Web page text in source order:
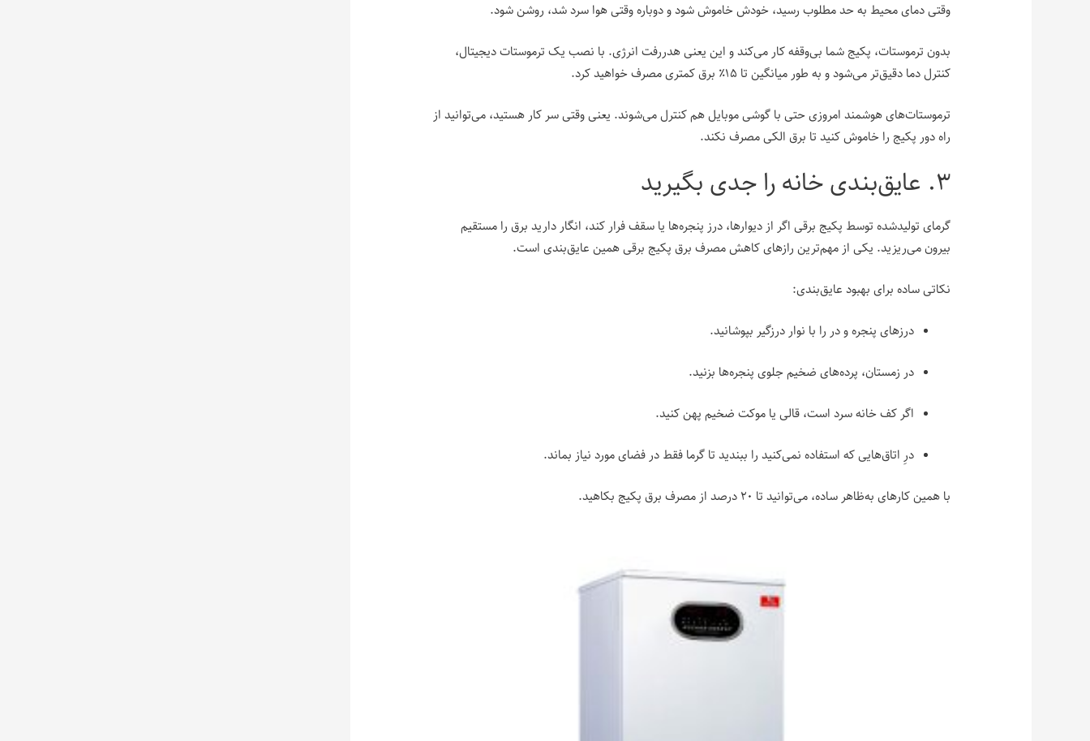
وقتی دمای محیط به حد مطلوب رسید، خودش خاموش شود و دوباره وقتی هوا سرد شد، روشن شود.
بدون ترموستات، پکیج شما بی‌وقفه کار می‌کند و این یعنی هدررفت انرژی. با نصب یک ترموستات دیجیتال،
کنترل دما دقیق‌تر می‌شود و به طور میانگین تا ۱۵٪ برق کمتری مصرف خواهید کرد.
ترموستات‌های هوشمند امروزی حتی با گوشی موبایل هم کنترل می‌شوند. یعنی وقتی سر کار هستید، می‌توانید از
راه دور پکیج را خاموش کنید تا برق الکی مصرف نکند.
۳. عایق‌بندی خانه را جدی بگیرید
گرمای تولیدشده توسط پکیج برقی اگر از دیوارها، درز پنجره‌ها یا سقف فرار کند، انگار دارید برق را مستقیم
بیرون می‌ریزید. یکی از مهم‌ترین رازهای کاهش مصرف برق پکیج برقی همین عایق‌بندی است.
نکاتی ساده برای بهبود عایق‌بندی:
درزهای پنجره و در را با نوار درزگیر بپوشانید.
در زمستان، پرده‌های ضخیم جلوی پنجره‌ها بزنید.
اگر کف خانه سرد است، قالی یا موکت ضخیم پهن کنید.
درِ اتاق‌هایی که استفاده نمی‌کنید را ببندید تا گرما فقط در فضای مورد نیاز بماند.
با همین کارهای به‌ظاهر ساده، می‌توانید تا ۲۰ درصد از مصرف برق پکیج بکاهید.